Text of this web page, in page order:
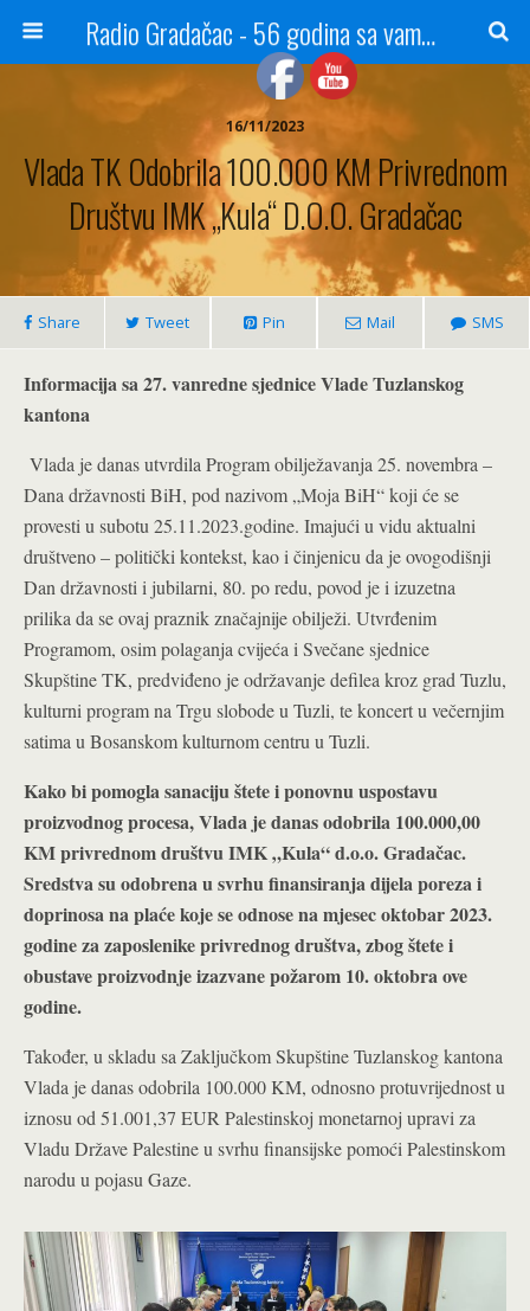
Radio Gradačac - 56 godina sa vama...
16/11/2023
Vlada TK Odobrila 100.000 KM Privrednom
Društvu IMK „Kula“ D.o.o. Gradačac
Share Tweet Pin Mail SMS
Informacija sa 27. vanredne sjednice Vlade Tuzlanskog
kantona
Vlada je danas utvrdila Program obilježavanja 25. novembra –
Dana državnosti BiH, pod nazivom „Moja BiH“ koji će se
provesti u subotu 25.11.2023.godine. Imajući u vidu aktualni
društveno – politički kontekst, kao i činjenicu da je ovogodišnji
Dan državnosti i jubilarni, 80. po redu, povod je i izuzetna
prilika da se ovaj praznik značajnije obilježi. Utvrđenim
Programom, osim polaganja cvijeća i Svečane sjednice
Skupštine TK, predviđeno je održavanje defilea kroz grad Tuzlu,
kulturni program na Trgu slobode u Tuzli, te koncert u večernjim
satima u Bosanskom kulturnom centru u Tuzli.
Kako bi pomogla sanaciju štete i ponovnu uspostavu
proizvodnog procesa, Vlada je danas odobrila 100.000,00
KM privrednom društvu IMK „Kula“ d.o.o. Gradačac.
Sredstva su odobrena u svrhu finansiranja dijela poreza i
doprinosa na plaće koje se odnose na mjesec oktobar 2023.
godine za zaposlenike privrednog društva, zbog štete i
obustave proizvodnje izazvane požarom 10. oktobra ove
godine.
Također, u skladu sa Zaključkom Skupštine Tuzlanskog kantona
Vlada je danas odobrila 100.000 KM, odnosno protuvrijednost u
iznosu od 51.001,37 EUR Palestinskoj monetarnoj upravi za
Vladu Države Palestine u svrhu finansijske pomoći Palestinskom
narodu u pojasu Gaze.